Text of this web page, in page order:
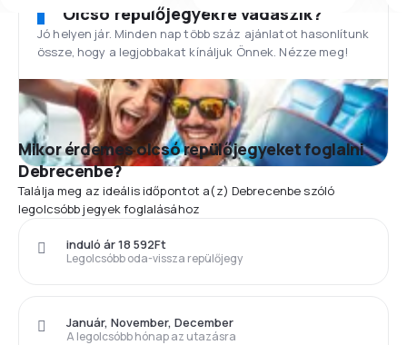
Olcsó repülőjegyekre vadászik?
Jó helyen jár. Minden nap több száz ajánlatot hasonlítunk
össze, hogy a legjobbakat kínáljuk Önnek. Nézze meg!
Mikor érdemes olcsó repülőjegyeket foglalni
Debrecenbe?
Találja meg az ideális időpontot a(z) Debrecenbe szóló
legolcsóbb jegyek foglalásához
Legolcsóbb oda-vissza repülőjegy
induló ár 18 592Ft
A legolcsóbb hónap az utazásra
Január, November, December